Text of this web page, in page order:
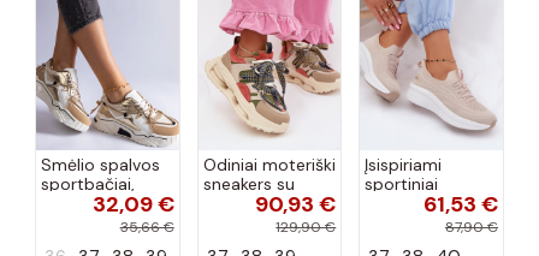
Smėlio spalvos
sportbačiai,
dekoruoti Valdez
cirkonio virvele
32,09 €
35,66 €
Odiniai moteriški
sneakers su
platforma D&A
CR61-3133
90,93 €
129,90 €
Įsispiriami
sportiniai
bateliai Kobbo
102425 smėlio
61,53 €
87,90 €